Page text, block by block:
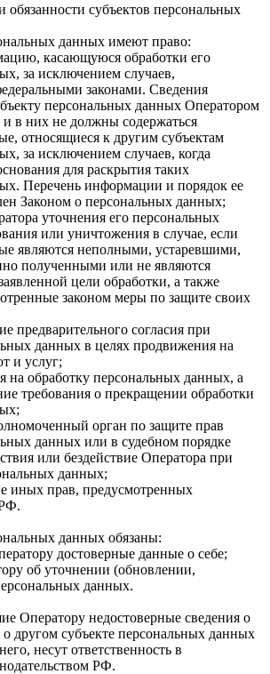
субъектов персональных
данных имеют право:
касающуюся обработки его
за исключением случаев,
законами. Сведения
персональных данных Оператором
в них не должны содержаться
относящиеся к другим субъектам
за исключением случаев, когда
для раскрытия таких
Перечень информации и порядок ее
Законом о персональных данных;
уточнения его персональных
или уничтожения в случае, если
являются неполными, устаревшими,
полученными или не являются
цели обработки, а также
законом меры по защите своих
предварительного согласия при
данных в целях продвижения на
и услуг;
на обработку персональных данных, а
требования о прекращении обработки
орган по защите прав
данных или в судебном порядке
или бездействие Оператора при
данных;
иных прав, предусмотренных
данных обязаны:
достоверные данные о себе;
об уточнении (обновлении,
данных.
Оператору недостоверные сведения о
о другом субъекте персональных данных
несут ответственность в
РФ.